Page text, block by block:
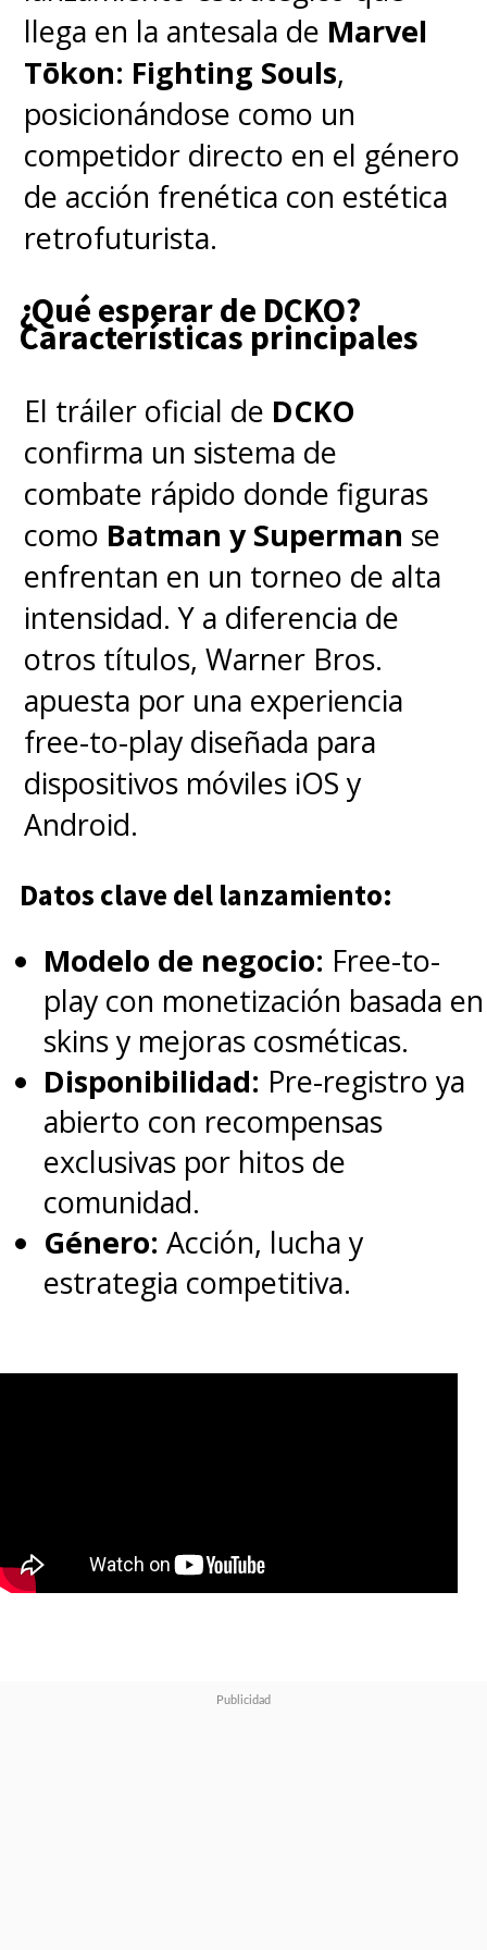
fantásticas" (con doblaje):
Yoshihito es un joven normal
que intenta ganarse la vida
rentando los cuartos de su casa.
Un día, conoce a su primera
inquilina, Lili, pero luego
descubre que es licántropa. La
misma noche, los ataca una
vampira, Vivian.
Nobunaga":Nobunaga es un
maestro de secundaria soltero.
Un día, aparece Kichou, una niña
de 14 años haciéndose llamar su
esposa. Lo sorprendente es que
al parecer ella vino de la era
Sengoku, y ¡cree que Nobunaga
es el mismo personaje histórico
de Oda Nobunaga!
"Himoute House":La serie
sigue a cinco chicas que viven
todas tienen un poder secreto.
Y próximamente llegarán:
"Joshi Kausei":Este anime sin
diálogo sigue a tres chicas de
preparatoria normales y su vida
diaria. Toda comunicación se
lleva a cabo a través de sus
divertidas expresiones y gestos.
Chica Móvil 1/6":Haruto
cobra vida. Sigue la vida amorosa
Sigue las aventuras de la policía
llega en la antesala de Marvel
Tōkon: Fighting Souls,
posicionándose como un
competidor directo en el género
de acción frenética con estética
retrofuturista.
¿Qué esperar de DCKO?
Características principales
El tráiler oficial de DCKO
confirma un sistema de
combate rápido donde figuras
como Batman y Superman se
enfrentan en un torneo de alta
intensidad. Y a diferencia de
otros títulos, Warner Bros.
apuesta por una experiencia
free-to-play diseñada para
dispositivos móviles iOS y
Android.
Datos clave del lanzamiento:
Modelo de negocio: Free-to-
play con monetización basada en
skins y mejoras cosméticas.
Disponibilidad: Pre-registro ya
abierto con recompensas
exclusivas por hitos de
comunidad.
Género: Acción, lucha y
estrategia competitiva.